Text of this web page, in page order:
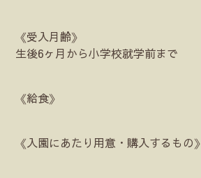
《受入月齢》
生後6ヶ月から小学校就学前まで
《給食》
《入園にあたり用意・購入するもの》